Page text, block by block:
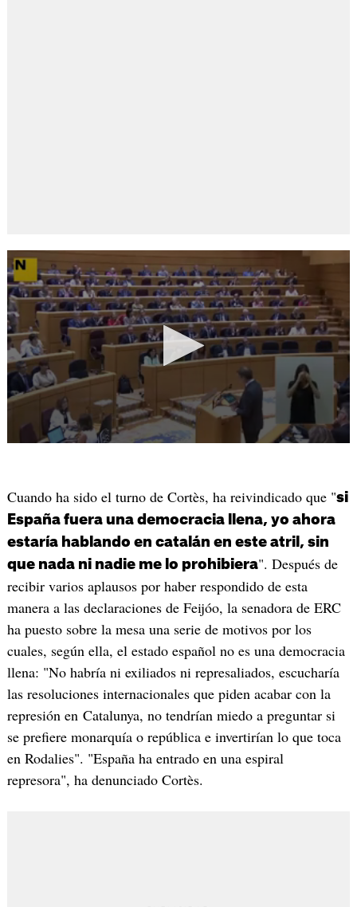
Cuando ha sido el turno de Cortès, ha reivindicado que "si
España fuera una democracia llena, yo ahora
estaría hablando en catalán en este atril, sin
que nada ni nadie me lo prohibiera". Después de
recibir varios aplausos por haber respondido de esta
manera a las declaraciones de Feijóo, la senadora de ERC
ha puesto sobre la mesa una serie de motivos por los
cuales, según ella, el estado español no es una democracia
llena: "No habría ni exiliados ni represaliados, escucharía
las resoluciones internacionales que piden acabar con la
represión en Catalunya, no tendrían miedo a preguntar si
se prefiere monarquía o república e invertirían lo que toca
en Rodalies". "España ha entrado en una espiral
represora", ha denunciado Cortès.